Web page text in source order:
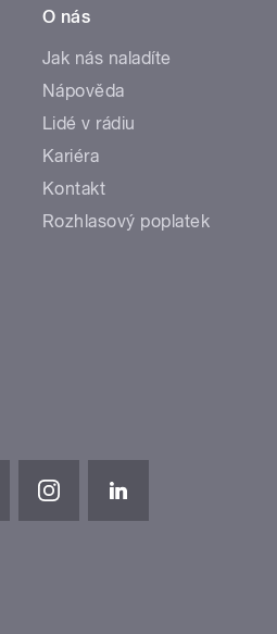
O nás
Jak nás naladíte
Nápověda
Lidé v rádiu
Kariéra
Kontakt
Rozhlasový poplatek